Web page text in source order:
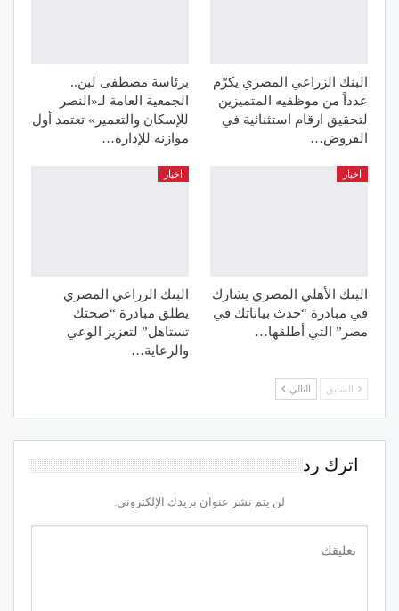
البنك الزراعي المصري يكرّم
عدداً من موظفيه المتميزين
لتحقيق ارقام استثنائية في
القروض…
برئاسة مصطفى لبن..
الجمعية العامة لـ«النصر
للإسكان والتعمير» تعتمد أول
موازنة للإدارة…
اخبار
البنك الأهلي المصري يشارك
في مبادرة “حدث بياناتك في
مصر” التي أطلقها…
اخبار
البنك الزراعي المصري
يطلق مبادرة “صحتك
تستاهل” لتعزيز الوعي
والرعاية…
السابق التالي
اترك رد
لن يتم نشر عنوان بريدك الإلكتروني.